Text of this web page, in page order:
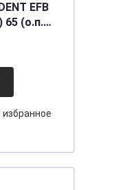
EFB
65 (о.п.)
избранное